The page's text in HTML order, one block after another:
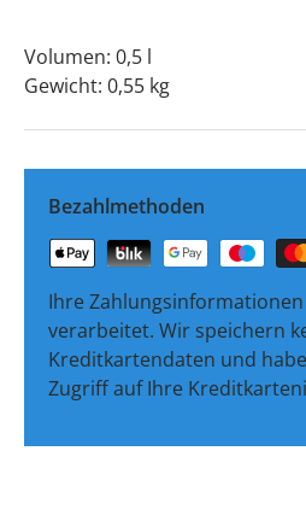
Volumen: 0,5 l
Gewicht: 0,55 kg
Bezahlmethoden
Ihre
verarbeitet. Wir speichern
Kreditkartendaten und
Zugriff auf Ihre